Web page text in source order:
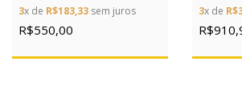
3x de R$183,33 sem juros
R$550,00
3x de